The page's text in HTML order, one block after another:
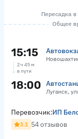
Пересадка
Общее
15:15
2 ч 45 м
в пути
18:00 Луганск,
Перевозчик:ИП
3.1 54 отзывов